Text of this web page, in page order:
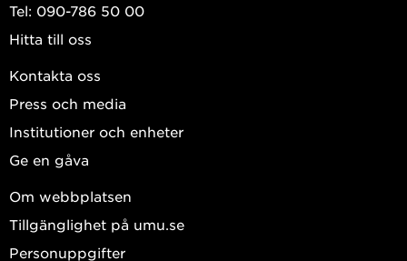
Tel: 090-786 50 00
Hitta till oss
Kontakta oss
Press och media
Institutioner och enheter
Ge en gåva
Om webbplatsen
Tillgänglighet på umu.se
Personuppgifter